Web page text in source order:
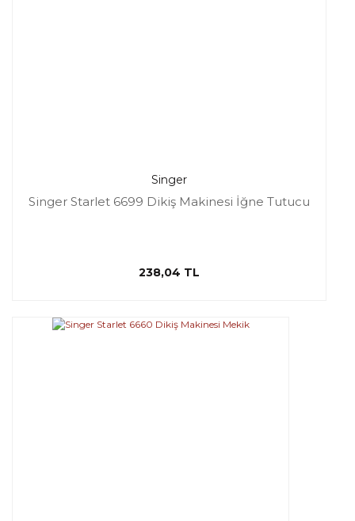
Singer
Singer Starlet 6699 Dikiş Makinesi İğne Tutucu
238,04 TL